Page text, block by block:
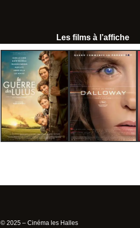
Les films à l’affiche
© 2025 – Cinéma les Halles